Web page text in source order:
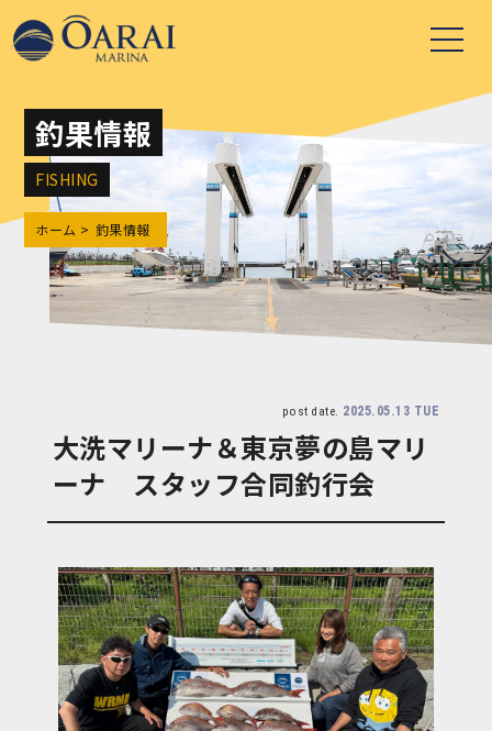
釣果情報
FISHING
ホーム 釣果情報
post date. 2025.05.13 TUE
大洗マリーナ＆東京夢の島マリ
ーナ スタッフ合同釣行会